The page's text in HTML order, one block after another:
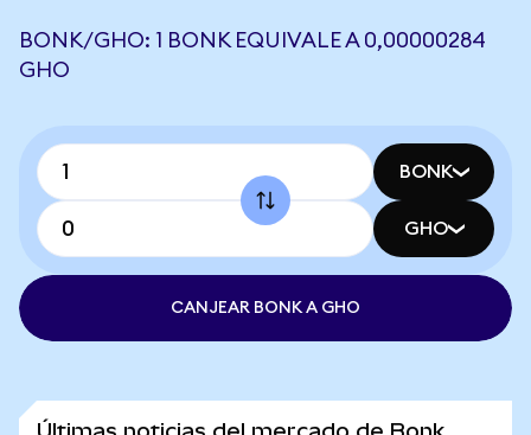
BONK/GHO: 1 BONK EQUIVALE A 0,00000284
GHO
BONK
GHO
CANJEAR BONK A GHO